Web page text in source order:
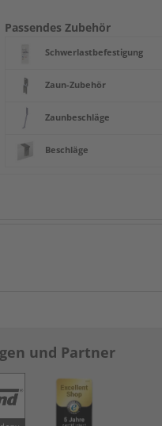
Passendes Zubehör
Schwerlastbefestigung
Zaun-Zubehör
Zaunbeschläge
Beschläge
und Partner